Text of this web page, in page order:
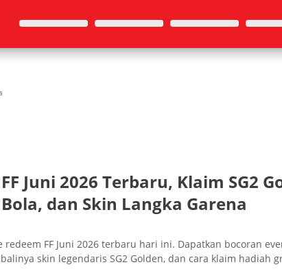
Juni 2026 Terbaru, Klaim SG2
dan Skin Langka Garena
redeem FF Juni 2026 terbaru hari ini. Dapatkan bocoran
skin legendaris SG2 Golden, dan cara klaim hadiah